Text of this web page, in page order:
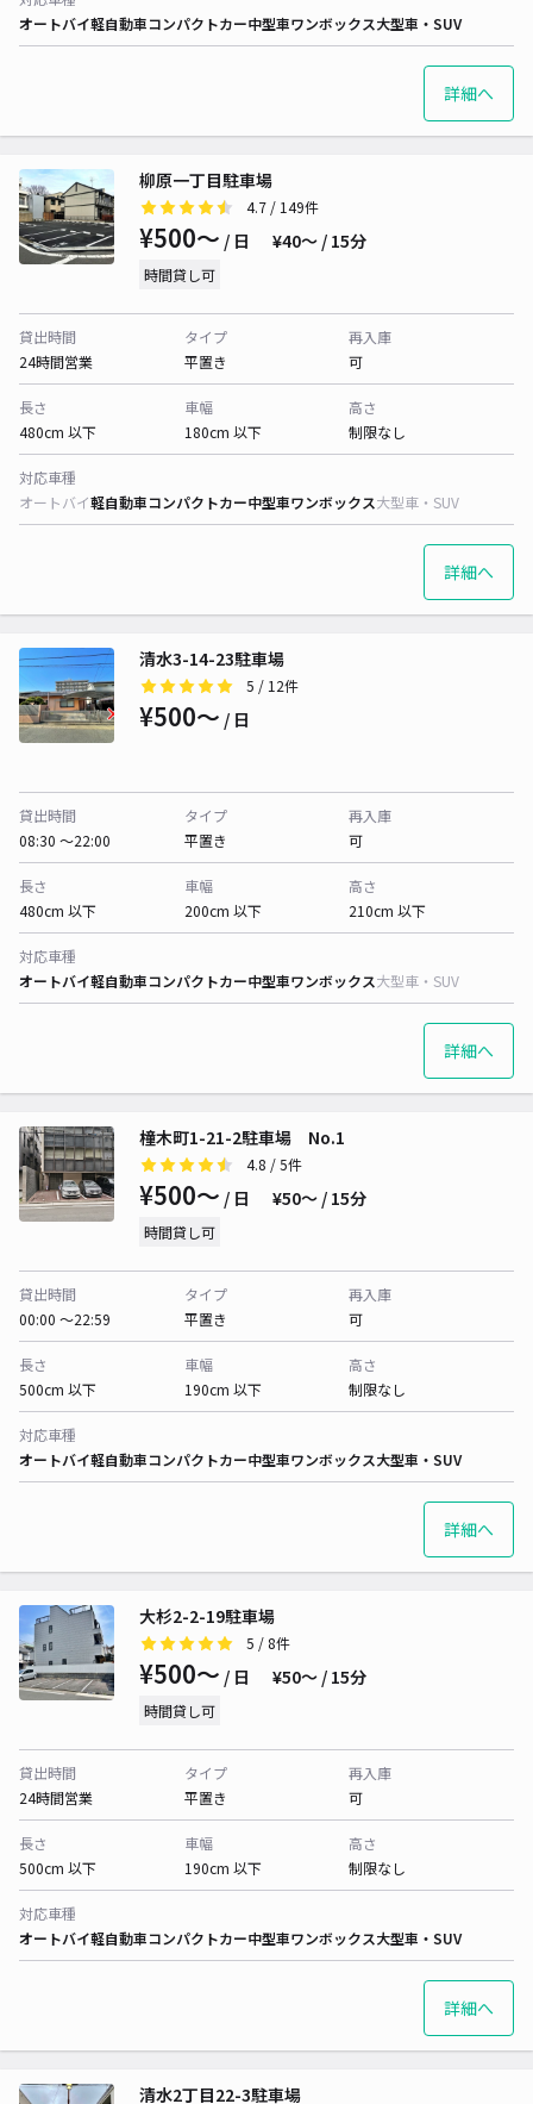
オートバイ軽自動車コンパクトカー中型車ワンボックス大型車・SUV
詳細へ
柳原一丁目駐車場
4.7 / 149件
¥500〜 / 日 ¥40〜 / 15分
時間貸し可
貸出時間
24時間営業
タイプ
平置き
再入庫
可
長さ
480cm 以下
車幅
180cm 以下
高さ
制限なし
対応車種
オートバイ軽自動車コンパクトカー中型車ワンボックス大型車・SUV
詳細へ
清水3-14-23駐車場
5 / 12件
¥500〜 / 日
貸出時間
08:30 〜22:00
タイプ
平置き
再入庫
可
長さ
480cm 以下
車幅
200cm 以下
高さ
210cm 以下
対応車種
オートバイ軽自動車コンパクトカー中型車ワンボックス大型車・SUV
詳細へ
橦木町1-21-2駐車場 No.1
4.8 / 5件
¥500〜 / 日 ¥50〜 / 15分
時間貸し可
貸出時間
00:00 〜22:59
タイプ
平置き
再入庫
可
長さ
500cm 以下
車幅
190cm 以下
高さ
制限なし
対応車種
オートバイ軽自動車コンパクトカー中型車ワンボックス大型車・SUV
詳細へ
大杉2-2-19駐車場
5 / 8件
¥500〜 / 日 ¥50〜 / 15分
時間貸し可
貸出時間
24時間営業
タイプ
平置き
再入庫
可
長さ
500cm 以下
車幅
190cm 以下
高さ
制限なし
対応車種
オートバイ軽自動車コンパクトカー中型車ワンボックス大型車・SUV
詳細へ
清水2丁目22-3駐車場